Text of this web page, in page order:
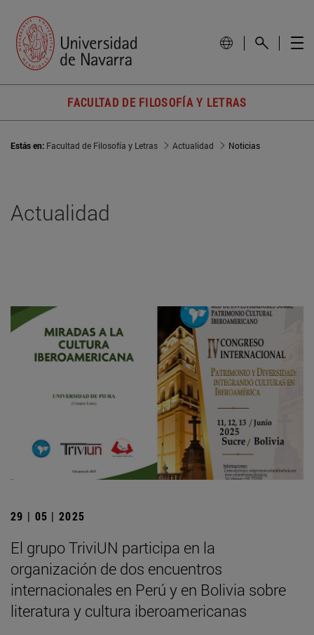
FACULTAD DE FILOSOFÍA Y LETRAS
Estás en: Facultad de Filosofía y Letras Actualidad Noticias
Actualidad
29 | 05 | 2025
El grupo TriviUN participa en la
organización de dos encuentros
internacionales en Perú y en Bolivia sobre
literatura y cultura iberoamericanas